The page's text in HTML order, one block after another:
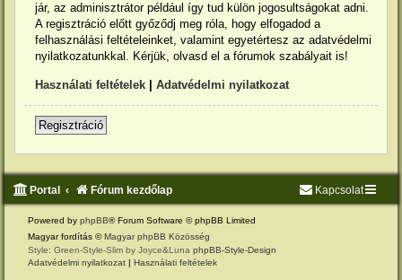
jár, az adminisztrátor például így tud külön jogosultságokat adni.
A regisztráció előtt győződj meg róla, hogy elfogadod a
felhasználási feltételeinket, valamint egyetértesz az adatvédelmi
nyilatkozatunkkal. Kérjük, olvasd el a fórumok szabályait is!
Használati feltételek | Adatvédelmi nyilatkozat
Regisztráció
Portal Fórum kezdőlap Kapcsolat
Powered by phpBB® Forum Software © phpBB Limited
Magyar fordítás ©Magyar phpBB Közösség
Style: Green-Style-Slim by Joyce&Luna phpBB-Style-Design
Adatvédelmi nyilatkozat | Használati feltételek